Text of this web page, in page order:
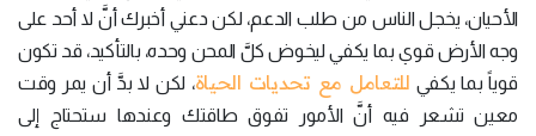
الأحيان، يخجل الناس من طلب الدعم، لكن دعني أخبرك أنَّ لا أحد على
وجه الأرض قوي بما يكفي ليخوض كلَّ المحن وحده، بالتأكيد، قد تكون
قوياً بما يكفي للتعامل مع تحديات الحياة، لكن لا بدَّ أن يمر وقت
معين تشعر فيه أنَّ الأمور تفوق طاقتك وعندها ستحتاج إلى